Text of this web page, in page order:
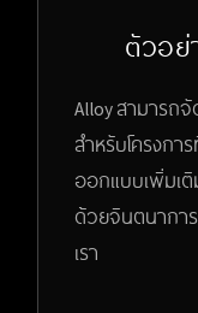
ตัวอ
Alloy สามารถจั
สำหรับโครงกา
ออกแบบเพิ่มเติ
ด้วยจินตนากา
เรา